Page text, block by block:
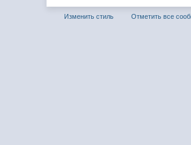
Изменить стиль Отметить все